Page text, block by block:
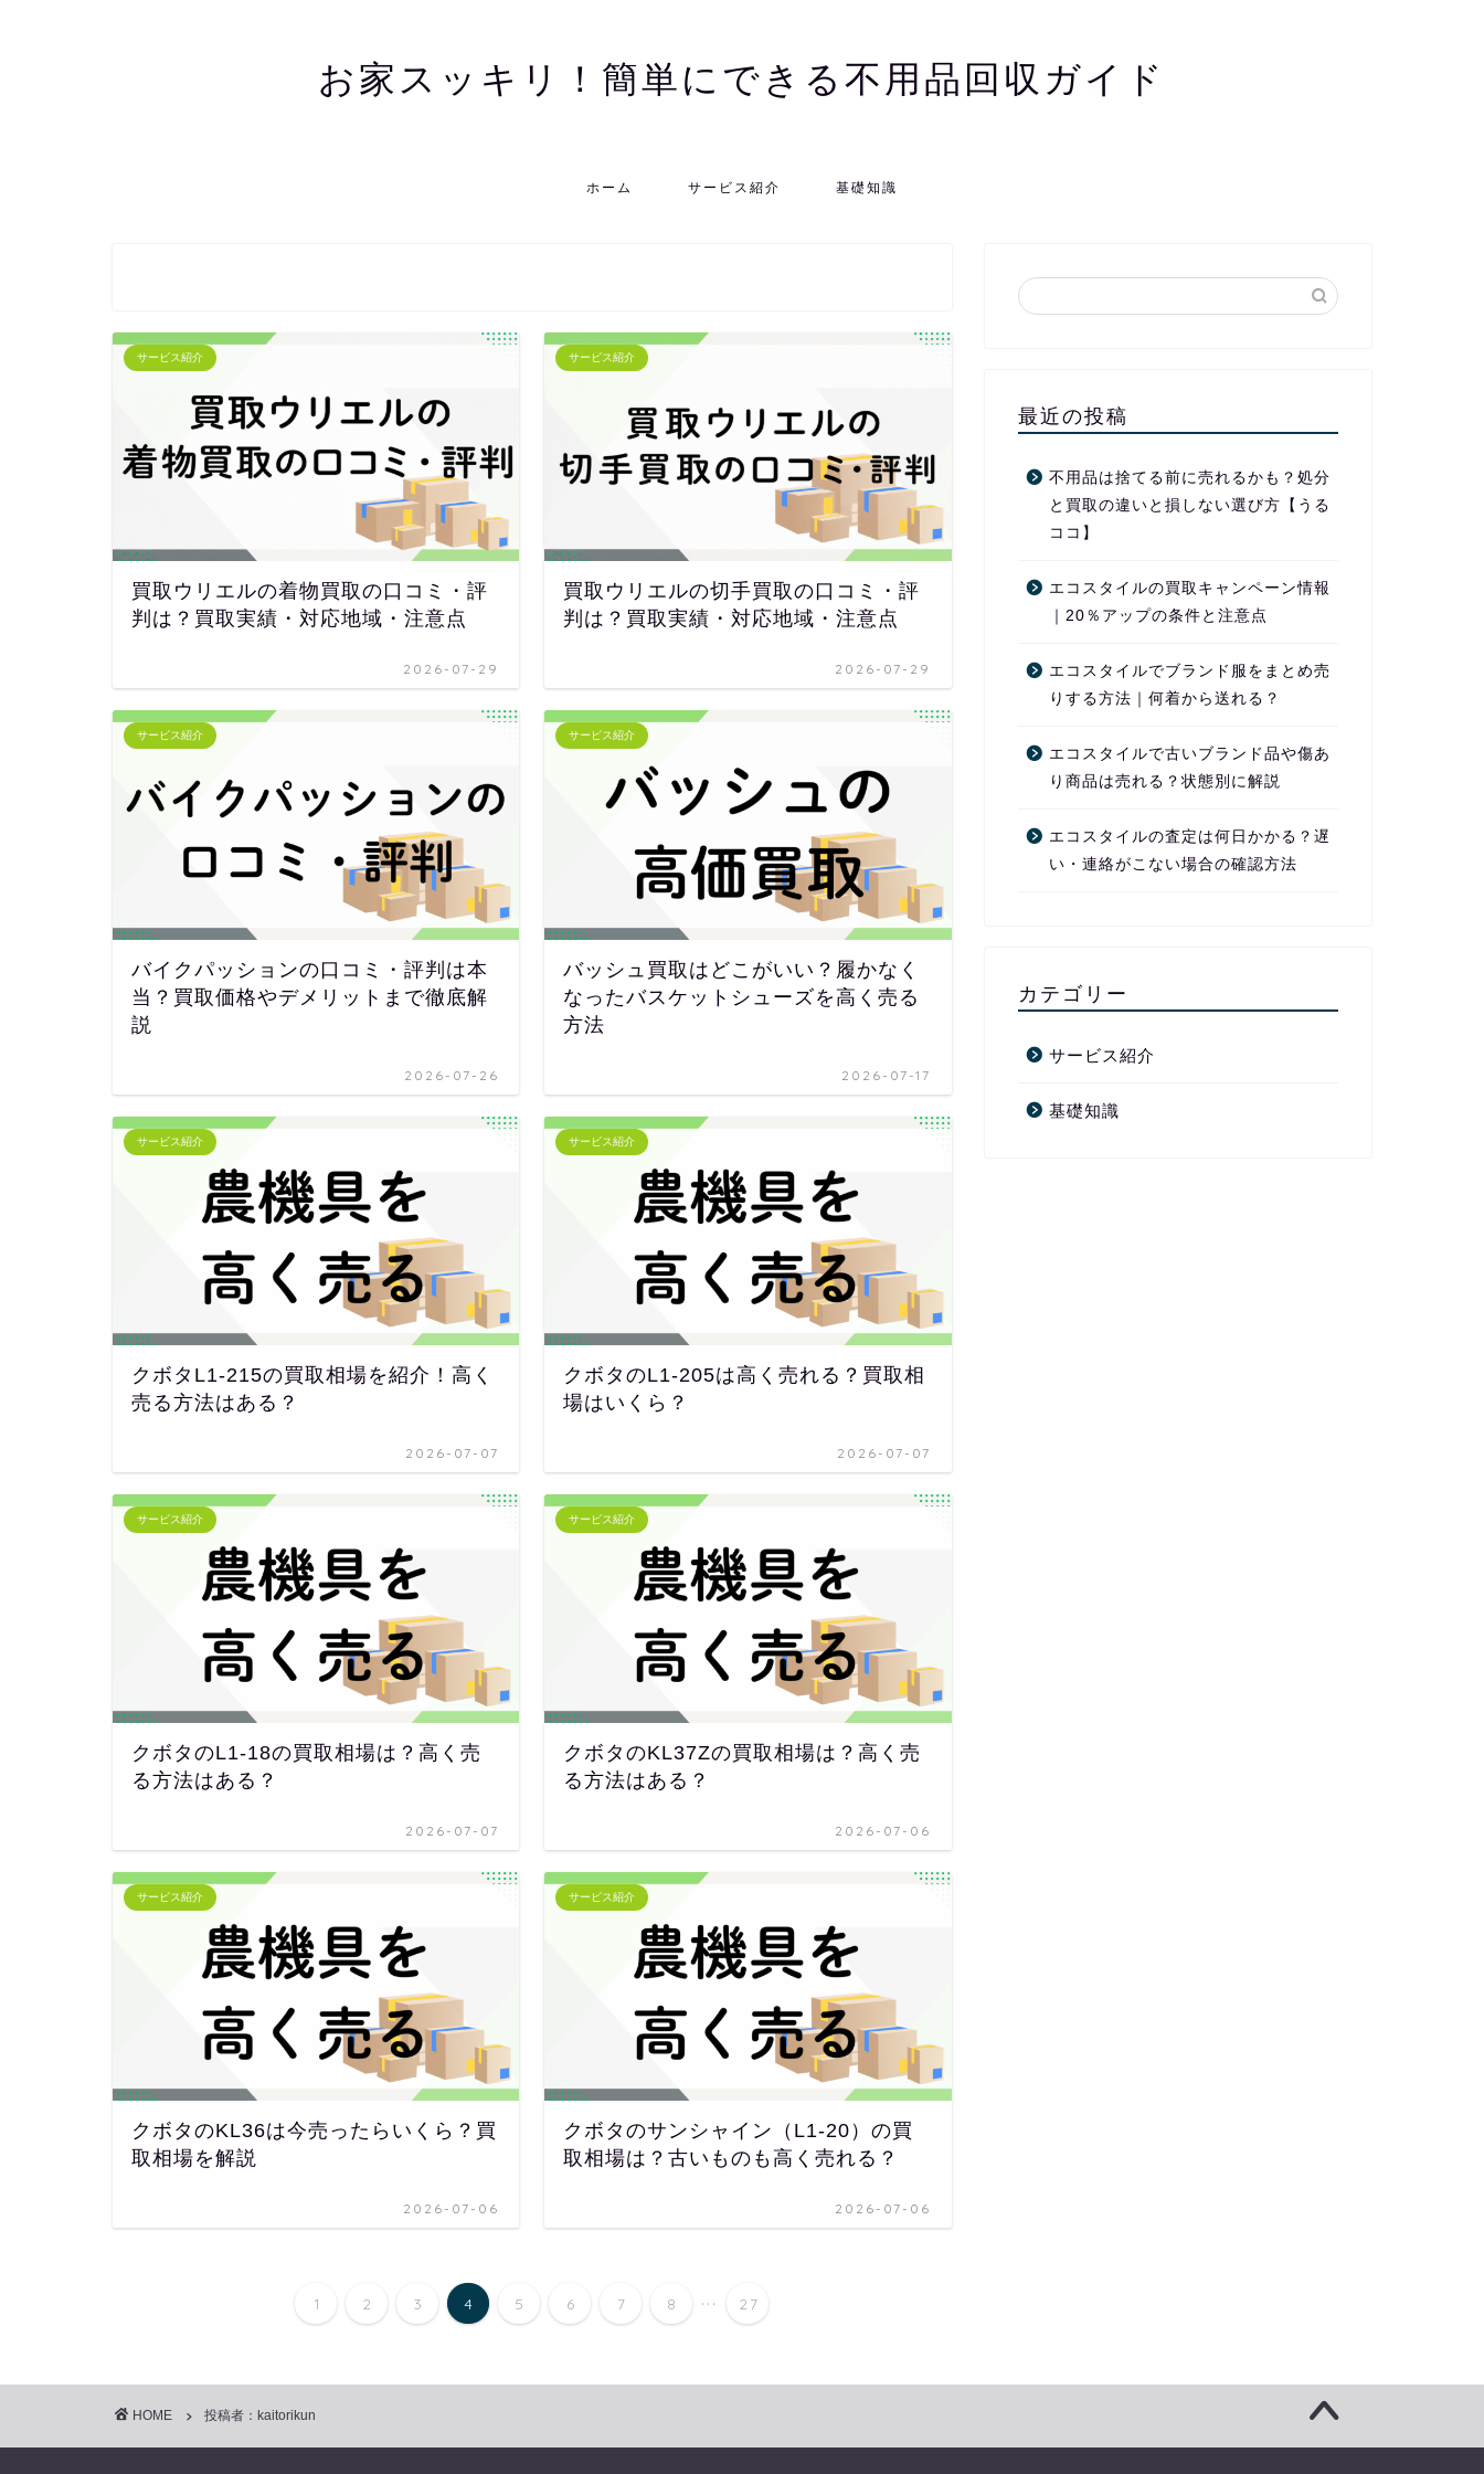
お家スッキリ！簡単にできる不用品回収ガイド
ホーム サービス紹介 基礎知識
サービス紹介
買取ウリエルの着物買取の口コミ・評
判は？買取実績・対応地域・注意点
2026-07-29
サービス紹介
買取ウリエルの切手買取の口コミ・評
判は？買取実績・対応地域・注意点
2026-07-29
サービス紹介
バイクパッションの口コミ・評判は本
当？買取価格やデメリットまで徹底解
説
2026-07-26
サービス紹介
バッシュ買取はどこがいい？履かなく
なったバスケットシューズを高く売る
方法
2026-07-17
サービス紹介
クボタL1-215の買取相場を紹介！高く
売る方法はある？
2026-07-07
サービス紹介
クボタのL1-205は高く売れる？買取相
場はいくら？
2026-07-07
サービス紹介
クボタのL1-18の買取相場は？高く売
る方法はある？
2026-07-07
サービス紹介
クボタのKL37Zの買取相場は？高く売
る方法はある？
2026-07-06
サービス紹介
クボタのKL36は今売ったらいくら？買
取相場を解説
2026-07-06
サービス紹介
クボタのサンシャイン（L1-20）の買
取相場は？古いものも高く売れる？
2026-07-06
1 2 3 4 5 6 7 8 ... 27
最近の投稿
不用品は捨てる前に売れるかも？処分
と買取の違いと損しない選び方【うる
ココ】
エコスタイルの買取キャンペーン情報
｜20％アップの条件と注意点
エコスタイルでブランド服をまとめ売
りする方法｜何着から送れる？
エコスタイルで古いブランド品や傷あ
り商品は売れる？状態別に解説
エコスタイルの査定は何日かかる？遅
い・連絡がこない場合の確認方法
カテゴリー
サービス紹介
基礎知識
HOME 投稿者：kaitorikun